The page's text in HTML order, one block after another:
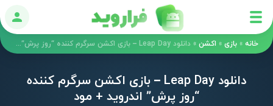
ورود
خانه » بازی » اکشن » دانلود Leap Day – بازی اکشن سرگرم کننده “روز پرش” اندروید + مود
دانلود Leap Day – بازی اکشن سرگرم کننده
“روز پرش” اندروید + مود